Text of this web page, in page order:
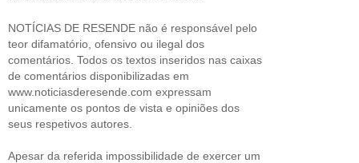
NOTÍCIAS DE RESENDE não é responsável pelo
teor difamatório, ofensivo ou ilegal dos
comentários. Todos os textos inseridos nas caixas
de comentários disponibilizadas em
www.noticiasderesende.com expressam
unicamente os pontos de vista e opiniões dos
seus respetivos autores.
Apesar da referida impossibilidade de exercer um